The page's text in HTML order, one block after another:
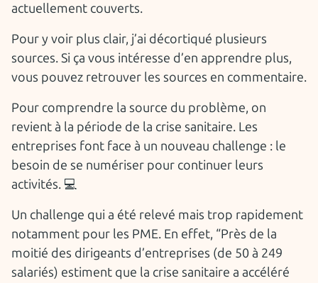
actuellement couverts.
Pour y voir plus clair, j’ai décortiqué plusieurs
sources. Si ça vous intéresse d’en apprendre plus,
vous pouvez retrouver les sources en commentaire.
Pour comprendre la source du problème, on
revient à la période de la crise sanitaire. Les
entreprises font face à un nouveau challenge : le
besoin de se numériser pour continuer leurs
activités. 💻
Un challenge qui a été relevé mais trop rapidement
notamment pour les PME. En effet, “Près de la
moitié des dirigeants d’entreprises (de 50 à 249
salariés) estiment que la crise sanitaire a accéléré